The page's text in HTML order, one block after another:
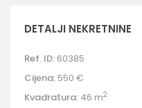
DETALJI NEKRETNINE
Ref. ID: 60385
Cijena: 550 €
Kvadratura: 46 m2